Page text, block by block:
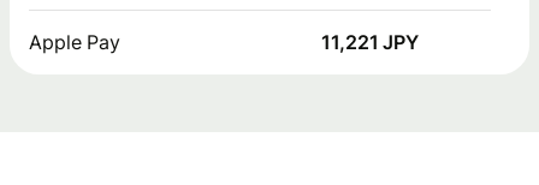
Apple Pay 11,221 JPY